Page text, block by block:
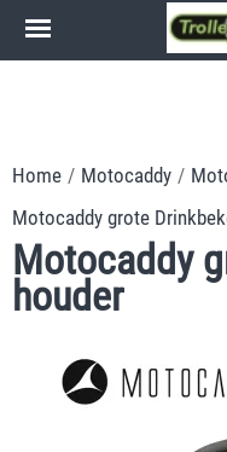
Home / Motocaddy /
Motocaddy grote
Motocaddy
houder